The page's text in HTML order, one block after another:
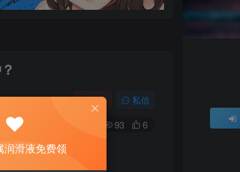
关注 私信
93 6
润滑液→
润滑液免费领